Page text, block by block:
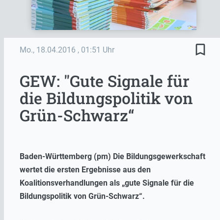
Mo., 18.04.2016 , 01:51 Uhr bookmark_border
GEW: "Gute Signale für
die Bildungspolitik von
Grün-Schwarz“
Baden-Württemberg (pm) Die Bildungsgewerkschaft
wertet die ersten Ergebnisse aus den
Koalitionsverhandlungen als „gute Signale für die
Bildungspolitik von Grün-Schwarz“.